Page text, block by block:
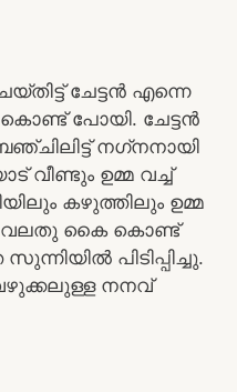
ചേട്ടൻ എന്നെ
പോയി. ചേട്ടൻ
നഗ്‌നനായി
വീണ്ടും ഉമ്മ വച്ച്
കഴുത്തിലും ഉമ്മ
വലതു കൈ കൊണ്ട്
പിടിപ്പിച്ചു.
നനവ്